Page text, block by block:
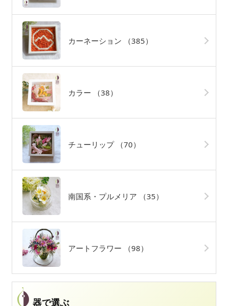
カーネーション （385）
カラー （38）
チューリップ （70）
南国系・プルメリア （35）
アートフラワー （98）
器で選ぶ